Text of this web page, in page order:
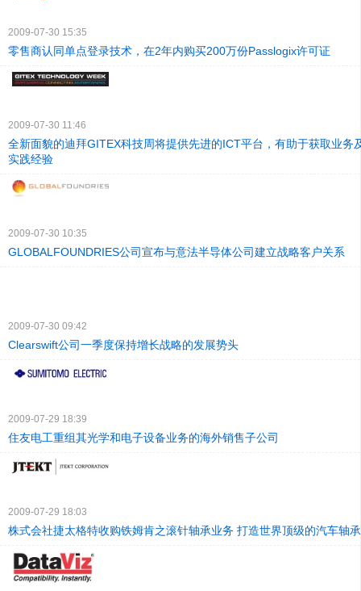
2009-07-30 15:35
零售商认同单点登录技术，在2年内购买200万份Passlogix许可证
2009-07-30 11:46
全新面貌的迪拜GITEX科技周将提供先进的ICT平台，有助于获取业务
实践经验
2009-07-30 10:35
GLOBALFOUNDRIES公司宣布与意法半导体公司建立战略客户关系
2009-07-30 09:42
Clearswift公司一季度保持增长战略的发展势头
2009-07-29 18:39
住友电工重组其光学和电子设备业务的海外销售子公司
2009-07-29 18:03
株式会社捷太格特收购铁姆肯之滚针轴承业务 打造世界顶级的汽车轴